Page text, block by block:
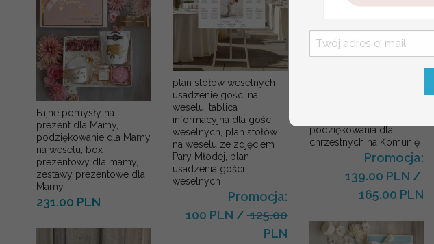
Fajne pomysły na
prezent dla Mamy,
podziękowanie dla Mamy
na weselu, box
prezentowy dla mamy,
zestawy prezentowe dla
Mamy
231.00 PLN
plan stołów weselnych
usadzenie gości na
weselu, tablica
informacyjna dla gości
weselnych, plan stołów
na weselu ze zdjęciem
Pary Młodej, plan
usadzenia gości
weselnych
Promocja:
100 PLN /125.00
PLN
podziękowania dla
chrzestnych na Komunię
Promocja:
139.00 PLN /
165.00 PLN